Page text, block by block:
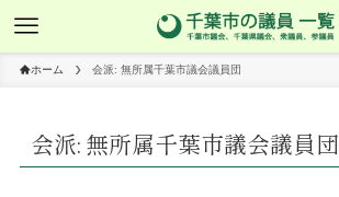
ホーム 会派: 無所属千葉市議会議員団
会派: 無所属千葉市議会議員団